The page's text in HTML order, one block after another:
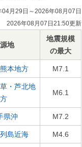
04月29日～2026年08月07日
2026年08月07日21:50更新
地
地震規模
の最大
本地方 M7.1
・芦北地
方
M6.1
県沖 M7.2
島近海 M4.6